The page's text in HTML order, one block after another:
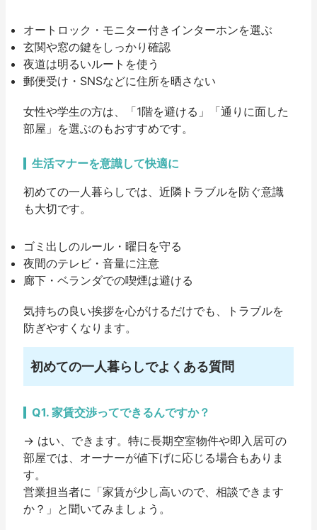
オートロック・モニター付きインターホンを選ぶ
玄関や窓の鍵をしっかり確認
夜道は明るいルートを使う
郵便受け・SNSなどに住所を晒さない
女性や学生の方は、「1階を避ける」「通りに面した
部屋」を選ぶのもおすすめです。
生活マナーを意識して快適に
初めての一人暮らしでは、近隣トラブルを防ぐ意識
も大切です。
ゴミ出しのルール・曜日を守る
夜間のテレビ・音量に注意
廊下・ベランダでの喫煙は避ける
気持ちの良い挨拶を心がけるだけでも、トラブルを
防ぎやすくなります。
初めての一人暮らしでよくある質問
Q1. 家賃交渉ってできるんですか？
→ はい、できます。特に長期空室物件や即入居可の
部屋では、オーナーが値下げに応じる場合もありま
す。
営業担当者に「家賃が少し高いので、相談できます
か？」と聞いてみましょう。